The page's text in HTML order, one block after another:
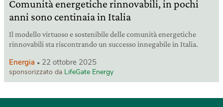
Comunità energetiche rinnovabili, in pochi
anni sono centinaia in Italia
Il modello virtuoso e sostenibile delle comunità energetiche
rinnovabili sta riscontrando un successo innegabile in Italia.
Energia 22 ottobre 2025
sponsorizzato da LifeGate Energy